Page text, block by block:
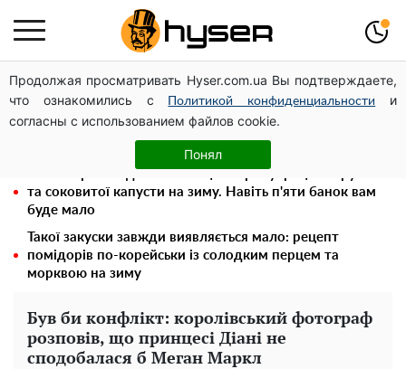
Продолжая просматривать Hyser.com.ua Вы подтверждаете,
что ознакомились с
Политикой конфиденциальности
и
согласны с использованием файлов cookie.
Понял
Гола Олена Тополя у цікавих позах змусила відвисати
щелепи: злив відео – було лише початком
Його доведеться просто вилити: скільки можна
зберігати бензин у пластиковій каністрі
та соковитої капусти на зиму. Навіть п'яти банок вам
буде мало
Такої закуски завжди виявляється мало: рецепт
помідорів по-корейськи із солодким перцем та
морквою на зиму
Був би конфлікт: королівський фотограф
розповів, що принцесі Діані не
сподобалася б Меган Маркл